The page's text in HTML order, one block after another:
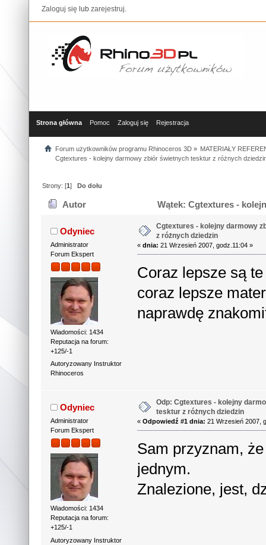
Zaloguj się lub zarejestruj.
Strona główna Pomoc Zaloguj się Rejestracja
Forum użytkowników programu Rhinoceros 3D» MATERIAŁY
Cgtextures - kolejny darmowy zbiór świetnych tesktur z różnych
Strony: [1]Do dołu
Autor
Wątek: Cgtextures -
Odyniec
Administrator
Forum Ekspert
Wiadomości: 1434
Reputacja na forum:
+125/-1
Autoryzowany Instruktor
Rhinoceros
Cgtextures - kolejny darmowy
z różnych dziedzin
«dnia: 21 Wrzesień 2007, godz.11:04 »
Coraz lepsze są
coraz lepsze
naprawdę
Odyniec
Administrator
Forum Ekspert
Wiadomości: 1434
Reputacja na forum:
+125/-1
Autoryzowany Instruktor
Odp: Cgtextures - kolejny
tesktur z różnych dziedzin
«Odpowiedź #1 dnia: 21 Wrzesień 2007,
Sam przyznam,
jednym.
Znalezione, jest,